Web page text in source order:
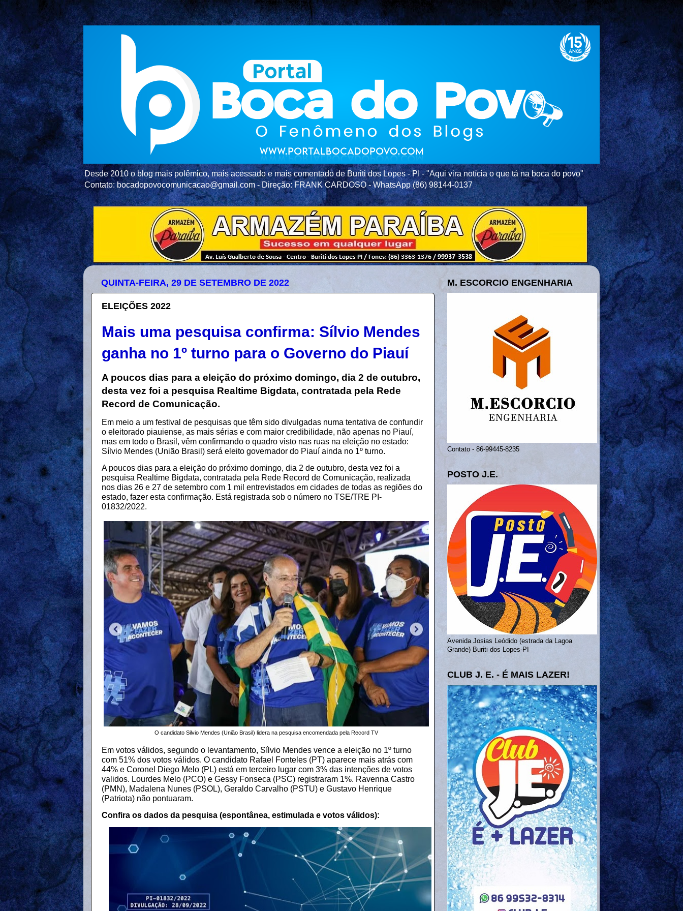
Desde 2010 o blog mais polêmico, mais acessado e mais comentado de Buriti dos Lopes - PI - "Aqui vira notícia o que tá na boca do povo"
Contato: bocadopovocomunicacao@gmail.com - Direção: FRANK CARDOSO - WhatsApp (86) 98144-0137
QUINTA-FEIRA, 29 DE SETEMBRO DE 2022
ELEIÇÕES 2022
Mais uma pesquisa confirma: Sílvio Mendes
ganha no 1º turno para o Governo do Piauí
A poucos dias para a eleição do próximo domingo, dia 2 de outubro,
desta vez foi a pesquisa Realtime Bigdata, contratada pela Rede
Record de Comunicação.
Em meio a um festival de pesquisas que têm sido divulgadas numa tentativa de confundir
o eleitorado piauiense, as mais sérias e com maior credibilidade, não apenas no Piauí,
mas em todo o Brasil, vêm confirmando o quadro visto nas ruas na eleição no estado:
Sílvio Mendes (União Brasil) será eleito governador do Piauí ainda no 1º turno.
A poucos dias para a eleição do próximo domingo, dia 2 de outubro, desta vez foi a
pesquisa Realtime Bigdata, contratada pela Rede Record de Comunicação, realizada
nos dias 26 e 27 de setembro com 1 mil entrevistados em cidades de todas as regiões do
estado, fazer esta confirmação. Está registrada sob o número no TSE/TRE PI-
01832/2022.
O candidato Silvio Mendes (União Brasil) lidera na pesquisa encomendada pela Record TV
Em votos válidos, segundo o levantamento, Sílvio Mendes vence a eleição no 1º turno
com 51% dos votos válidos. O candidato Rafael Fonteles (PT) aparece mais atrás com
44% e Coronel Diego Melo (PL) está em terceiro lugar com 3% das intenções de votos
validos. Lourdes Melo (PCO) e Gessy Fonseca (PSC) registraram 1%. Ravenna Castro
(PMN), Madalena Nunes (PSOL), Geraldo Carvalho (PSTU) e Gustavo Henrique
(Patriota) não pontuaram.
Confira os dados da pesquisa (espontânea, estimulada e votos válidos):
M. ESCORCIO ENGENHARIA
Contato - 86-99445-8235
POSTO J.E.
Avenida Josias Leódido (estrada da Lagoa
Grande) Buriti dos Lopes-PI
CLUB J. E. - É MAIS LAZER!